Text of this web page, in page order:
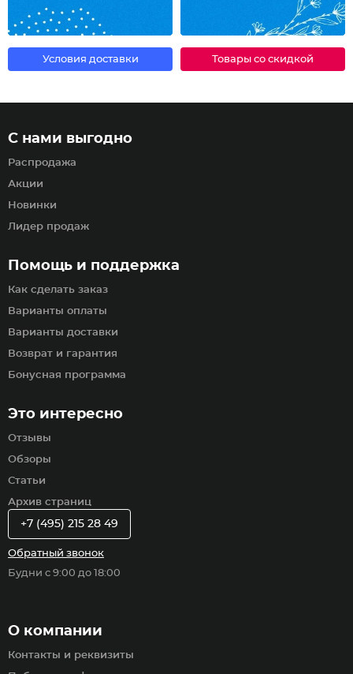
Условия доставки Товары со скидкой
Помощь и поддержка
Как сделать заказ
Варианты оплаты
Варианты доставки
Возврат и гарантия
Бонусная программа
С нами выгодно
Распродажа
Акции
Новинки
Лидер продаж
Это интересно
Отзывы
Обзоры
Статьи
Архив страниц
О компании
Контакты и реквизиты
+7 (495) 215 28 49
Обратный звонок
Будни с 9:00 до 18:00